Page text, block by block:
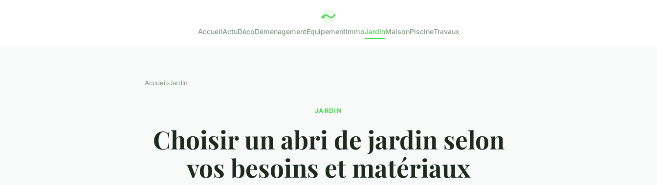
AccueilActuDécoDéménagementÉquipementImmoJardinMaisonPiscineTravaux
Accueil›Jardin
JARDIN
Choisir un abri de jardin selon
vos besoins et matériaux